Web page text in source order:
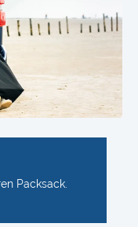
Packsack.